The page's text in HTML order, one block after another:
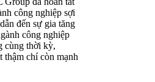
công nghiệp sợi
đến sự gia tăng
công nghiệp
cùng thời kỳ,
thậm chí còn mạnh